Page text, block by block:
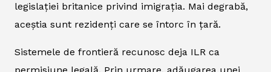
legislației britanice privind imigrația. Mai degrabă,
aceștia sunt rezidenți care se întorc în țară.
Sistemele de frontieră recunosc deja ILR ca